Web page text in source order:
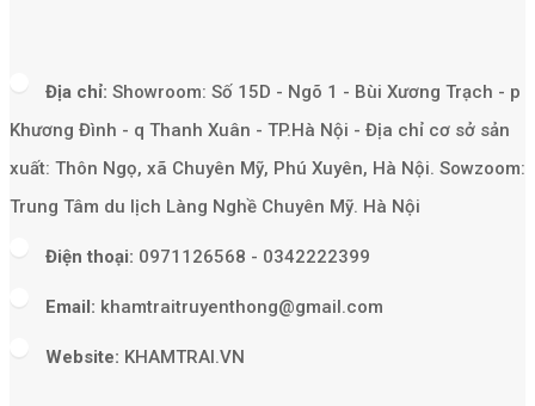
Địa chỉ: Showroom: Số 15D - Ngõ 1 - Bùi Xương Trạch - p
Khương Đình - q Thanh Xuân - TP.Hà Nội - Địa chỉ cơ sở sản
xuất: Thôn Ngọ, xã Chuyên Mỹ, Phú Xuyên, Hà Nội. Sowzoom:
Trung Tâm du lịch Làng Nghề Chuyên Mỹ. Hà Nội
Điện thoại: 0971126568 - 0342222399
Email: khamtraitruyenthong@gmail.com
Website: KHAMTRAI.VN